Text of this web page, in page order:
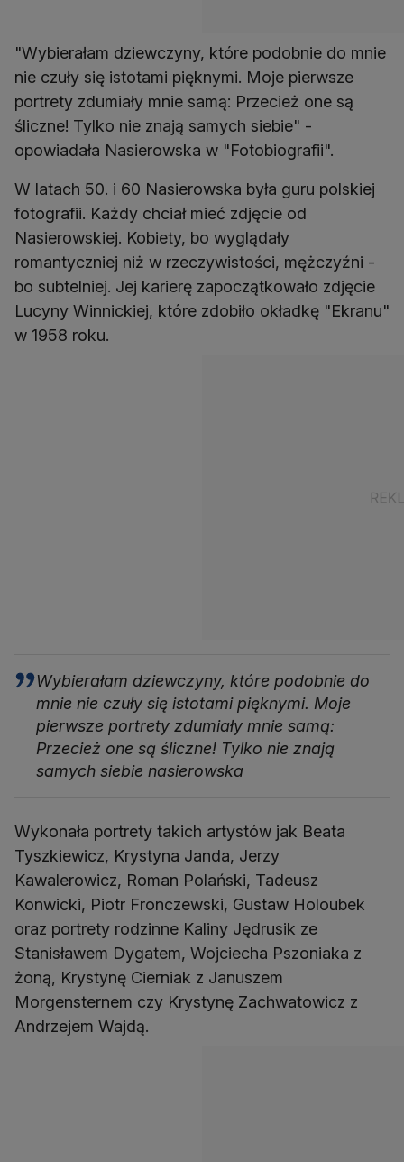
"Wybierałam dziewczyny, które podobnie do mnie
nie czuły się istotami pięknymi. Moje pierwsze
portrety zdumiały mnie samą: Przecież one są
śliczne! Tylko nie znają samych siebie" -
opowiadała Nasierowska w "Fotobiografii".
W latach 50. i 60 Nasierowska była guru polskiej
fotografii. Każdy chciał mieć zdjęcie od
Nasierowskiej. Kobiety, bo wyglądały
romantyczniej niż w rzeczywistości, mężczyźni -
bo subtelniej. Jej karierę zapoczątkowało zdjęcie
Lucyny Winnickiej, które zdobiło okładkę "Ekranu"
w 1958 roku.
Wybierałam dziewczyny, które podobnie do
mnie nie czuły się istotami pięknymi. Moje
pierwsze portrety zdumiały mnie samą:
Przecież one są śliczne! Tylko nie znają
samych siebie nasierowska
Wykonała portrety takich artystów jak Beata
Tyszkiewicz, Krystyna Janda, Jerzy
Kawalerowicz, Roman Polański, Tadeusz
Konwicki, Piotr Fronczewski, Gustaw Holoubek
oraz portrety rodzinne Kaliny Jędrusik ze
Stanisławem Dygatem, Wojciecha Pszoniaka z
żoną, Krystynę Cierniak z Januszem
Morgensternem czy Krystynę Zachwatowicz z
Andrzejem Wajdą.